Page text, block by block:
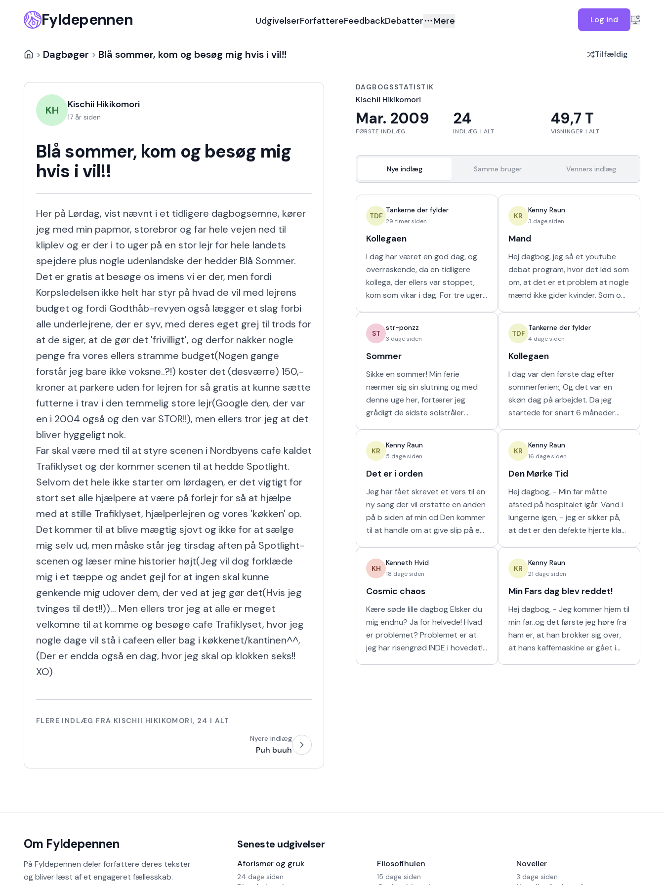
Fyldepennen UdgivelserForfattereFeedbackDebatter Mere Log ind
> Dagbøger > Blå sommer, kom og besøg mig hvis i vil!! Tilfældig
KH Kischii Hikikomori
17 år siden
Blå sommer, kom og besøg mig
hvis i vil!!
Her på Lørdag, vist nævnt i et tidligere dagbogsemne, kører
jeg med min papmor, storebror og far hele vejen ned til
kliplev og er der i to uger på en stor lejr for hele landets
spejdere plus nogle udenlandske der hedder Blå Sommer.
Det er gratis at besøge os imens vi er der, men fordi
Korpsledelsen ikke helt har styr på hvad de vil med lejrens
budget og fordi Godthåb-revyen også lægger et slag forbi
alle underlejrene, der er syv, med deres eget grej til trods for
at de siger, at de gør det 'frivilligt', og derfor nakker nogle
penge fra vores ellers stramme budget(Nogen gange
forstår jeg bare ikke voksne..?!) koster det (desværre) 150,-
kroner at parkere uden for lejren for så gratis at kunne sætte
futterne i trav i den temmelig store lejr(Google den, der var
en i 2004 også og den var STOR!!), men ellers tror jeg at det
bliver hyggeligt nok.
Far skal være med til at styre scenen i Nordbyens cafe kaldet
Trafiklyset og der kommer scenen til at hedde Spotlight.
Selvom det hele ikke starter om lørdagen, er det vigtigt for
stort set alle hjælpere at være på forlejr for så at hjælpe
med at stille Trafiklyset, hjælperlejren og vores 'køkken' op.
Det kommer til at blive mægtig sjovt og ikke for at sælge
mig selv ud, men måske står jeg tirsdag aften på Spotlight-
scenen og læser mine historier højt(Jeg vil dog forklæde
mig i et tæppe og andet gejl for at ingen skal kunne
genkende mig udover dem, der ved at jeg gør det(Hvis jeg
tvinges til det!!))... Men ellers tror jeg at alle er meget
velkomne til at komme og besøge cafe Trafiklyset, hvor jeg
nogle dage vil stå i cafeen eller bag i køkkenet/kantinen^^,
(Der er endda også en dag, hvor jeg skal op klokken seks!!
XO)
FLERE INDLÆG FRA KISCHII HIKIKOMORI, 24 I ALT
Nyere indlæg
Puh buuh
DAGBOGSSTATISTIK
Kischii Hikikomori
Mar. 2009
FØRSTE INDLÆG
24
INDLÆG I ALT
49,7 T
VISNINGER I ALT
Nye indlæg Samme bruger Venners indlæg
TDF
Tankerne der fylder
29 timer siden
Kollegaen
I dag har været en god dag, og
overraskende, da en tidligere
kollega, der ellers var stoppet,
kom som vikar i dag. For tre uger
havd
ST
str-ponzz
3 dage siden
Sommer
Sikke en sommer! Min ferie
nærmer sig sin slutning og med
denne uge her, fortærer jeg
grådigt de sidste solstråler
naturligvis er muligt m
KR
Kenny Raun
5 dage siden
Det er i orden
Jeg har fået skrevet et vers til en
ny sang der vil erstatte en anden
på b siden af min cd Den kommer
til at handle om at give slip på en
KH
Kenneth Hvid
18 dage siden
Cosmic chaos
Kære søde lille dagbog Elsker du
mig endnu? Ja for helvede! Hvad
er problemet? Problemet er at
jeg har risengrød INDE i hovedet!
KR
Kenny Raun
3 dage siden
Mand
Hej dagbog, jeg så et youtube
debat program, hvor det lød som
om, at det er et problem at nogle
mænd ikke gider kvinder. Som om
vende den
TDF
Tankerne der fylder
4 dage siden
Kollegaen
I dag var den første dag efter
sommerferien;, Og det var en
skøn dag på arbejdet. Da jeg
startede for snart 6 måneder
naturligt hur
KR
Kenny Raun
16 dage siden
Den Mørke Tid
Hej dagbog, - Min far måtte
afsted på hospitalet igår. Vand i
lungerne igen, - jeg er sikker på,
at det er den defekte hjerte klap
viser
KR
Kenny Raun
21 dage siden
Min Fars dag blev reddet!
Hej dagbog, - Jeg kommer hjem til
min far..og det første jeg høre fra
ham er, at han brokker sig over,
at hans kaffemaskine er gået i
Om Fyldepennen
På Fyldepennen deler forfattere deres tekster
og bliver læst af et engageret fællesskab.
Seneste udgivelser
Aforismer og gruk
24 dage siden
Filosofihulen
15 dage siden
Noveller
3 dage siden